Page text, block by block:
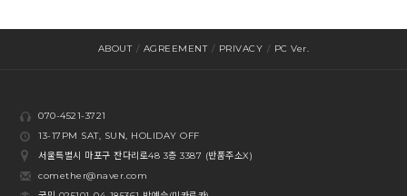
ABOUT / AGREEMENT / PRIVACY / PC Ver.
070-4521-3721
13-17PM SAT, SUN, HOLIDAY OFF
서울특별시 마포구 잔다리로48 3층 3387 (반품주소X)
comether@naver.com